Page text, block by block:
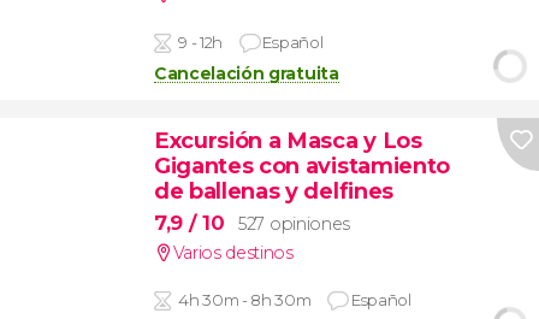
9 - 12h Español
Cancelación gratuita
Excursión a Masca y Los
Gigantes con avistamiento
de ballenas y delfines
7,9 / 10
527 opiniones
Varios destinos
4h 30m - 8h 30m Español